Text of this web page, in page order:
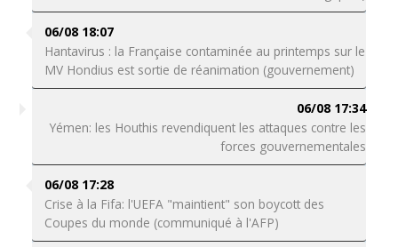
06/08 18:07
Hantavirus : la Française contaminée au printemps sur le
MV Hondius est sortie de réanimation (gouvernement)
06/08 17:34
Yémen: les Houthis revendiquent les attaques contre les
forces gouvernementales
06/08 17:28
Crise à la Fifa: l'UEFA "maintient" son boycott des
Coupes du monde (communiqué à l'AFP)